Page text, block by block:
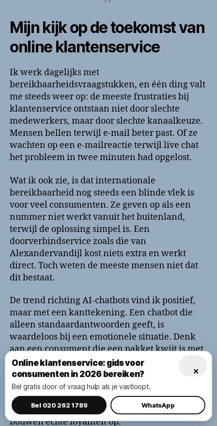
Mijn kijk op de toekomst van
online klantenservice
Ik werk dagelijks met
bereikbaarheidsvraagstukken, en één ding valt
me steeds weer op: de meeste frustraties bij
klantenservice ontstaan niet door slechte
medewerkers, maar door slechte kanaalkeuze.
Mensen bellen terwijl e-mail beter past. Of ze
wachten op een e-mailreactie terwijl live chat
het probleem in twee minuten had opgelost.
Wat ik ook zie, is dat internationale
bereikbaarheid nog steeds een blinde vlek is
voor veel consumenten. Ze geven op als een
nummer niet werkt vanuit het buitenland,
terwijl de oplossing simpel is. Een
doorverbindservice zoals die van
Alexandervandijl kost niets extra en werkt
direct. Toch weten de meeste mensen niet dat
dit bestaat.
De trend richting AI-chatbots vind ik positief,
maar met een kanttekening. Een chatbot die
alleen standaardantwoorden geeft, is
waardeloos bij een emotionele situatie. Denk
aan een consument die een pakket kwijt is met
een cadeau erin, of iemand die een fout heeft
gemaakt bij een grote aankoop. Op dat moment
wil je een mens aan de lijn. Bedrijven die dit
begrijpen, zoals my24/7 met hun combinatie
van digitale en persoonlijke ondersteuning,
bouwen echte loyaliteit op.
×
Online klantenservice: gids voor
consumenten in 2026 bereiken?
Bel gratis door of vraag hulp als je vastloopt.
Bel 020 262 1789 WhatsApp